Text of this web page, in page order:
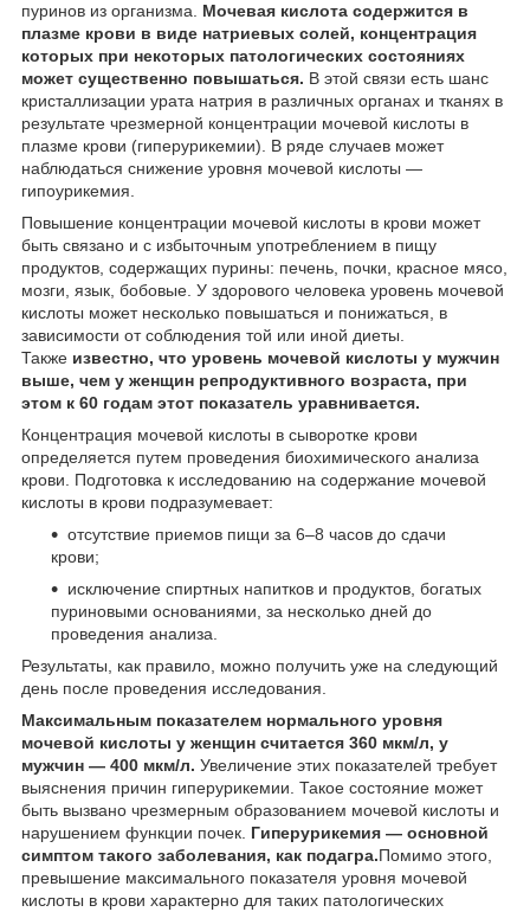
пуринов из организма. Мочевая кислота содержится в
плазме крови в виде натриевых солей, концентрация
которых при некоторых патологических состояниях
может существенно повышаться. В этой связи есть шанс
кристаллизации урата натрия в различных органах и тканях в
результате чрезмерной концентрации мочевой кислоты в
плазме крови (гиперурикемии). В ряде случаев может
наблюдаться снижение уровня мочевой кислоты —
гипоурикемия.
Повышение концентрации мочевой кислоты в крови может
быть связано и с избыточным употреблением в пищу
продуктов, содержащих пурины: печень, почки, красное мясо,
мозги, язык, бобовые. У здорового человека уровень мочевой
кислоты может несколько повышаться и понижаться, в
зависимости от соблюдения той или иной диеты.
Также известно, что уровень мочевой кислоты у мужчин
выше, чем у женщин репродуктивного возраста, при
этом к 60 годам этот показатель уравнивается.
Концентрация мочевой кислоты в сыворотке крови
определяется путем проведения биохимического анализа
крови. Подготовка к исследованию на содержание мочевой
кислоты в крови подразумевает:
отсутствие приемов пищи за 6–8 часов до сдачи
крови;
исключение спиртных напитков и продуктов, богатых
пуриновыми основаниями, за несколько дней до
проведения анализа.
Результаты, как правило, можно получить уже на следующий
день после проведения исследования.
Максимальным показателем нормального уровня
мочевой кислоты у женщин считается 360 мкм/л, у
мужчин — 400 мкм/л. Увеличение этих показателей требует
выяснения причин гиперурикемии. Такое состояние может
быть вызвано чрезмерным образованием мочевой кислоты и
нарушением функции почек. Гиперурикемия — основной
симптом такого заболевания, как подагра.Помимо этого,
превышение максимального показателя уровня мочевой
кислоты в крови характерно для таких патологических